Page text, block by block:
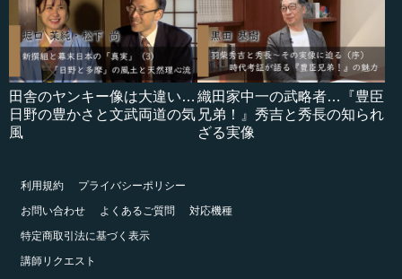
田舎のヤンキー像は大違い…
日野の豊かさと文武両道の気
風
織田家中一の武略者…『豊臣
兄弟！』秀吉と秀長の知られ
ざる実像
利用規約
プライバシーポリシー
お問い合わせ
よくあるご質問
対応機種
特定商取引法に基づく表示
講師リクエスト